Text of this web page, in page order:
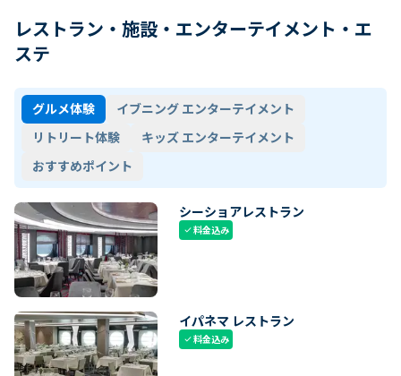
レストラン・施設・エンターテイメント・エ
ステ
グルメ体験
イブニング エンターテイメント
リトリート体験
キッズ エンターテイメント
おすすめポイント
シーショアレストラン
check料金込み
イパネマ レストラン
check料金込み